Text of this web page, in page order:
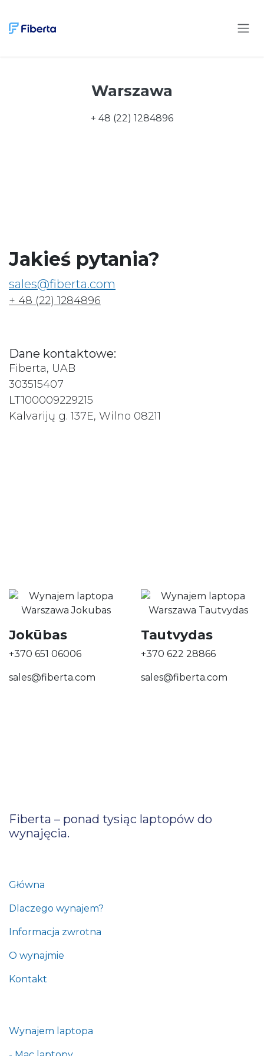
Warszawa
+ 48 (22) 1284896
Jakieś pytania?
sales@fiberta.com
+ 48 (22) 1284896
Dane kontaktowe:
Fiberta, UAB
303515407
LT100009229215
Kalvarijų g. 137E, Wilno 08211
Jokūbas
+370 651 06006
sales@fiberta.com
Tautvydas
+370 622 28866
sales@fiberta.com
Fiberta – ponad tysiąc laptopów do
wynajęcia.
Główna
Dlaczego wynajem?
Informacja zwrotna
O wynajmie
Kontakt
Wynajem laptopa